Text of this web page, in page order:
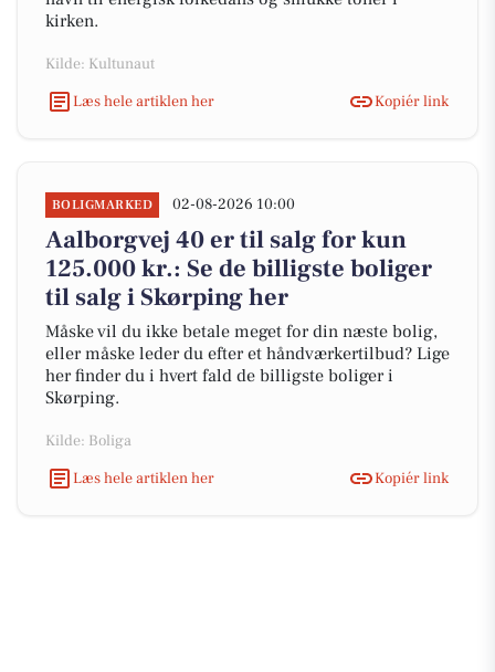
kirken.
Kilde: Kultunaut
Læs hele artiklen her
Kopiér link
BOLIGMARKED 02-08-2026 10:00
Aalborgvej 40 er til salg for kun
125.000 kr.: Se de billigste boliger
til salg i Skørping her
Måske vil du ikke betale meget for din næste bolig,
eller måske leder du efter et håndværkertilbud? Lige
her finder du i hvert fald de billigste boliger i
Skørping.
Kilde: Boliga
Læs hele artiklen her
Kopiér link